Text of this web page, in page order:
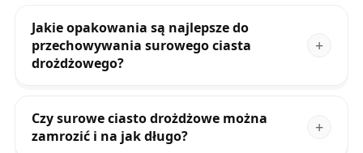
Jakie opakowania są najlepsze do
przechowywania surowego ciasta
drożdżowego?
Czy surowe ciasto drożdżowe można
zamrozić i na jak długo?